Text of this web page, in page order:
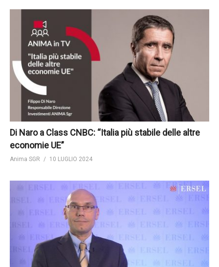
Di Naro a Class CNBC: “Italia più stabile delle altre
economie UE”
Anima SGR 10 LUGLIO 2024